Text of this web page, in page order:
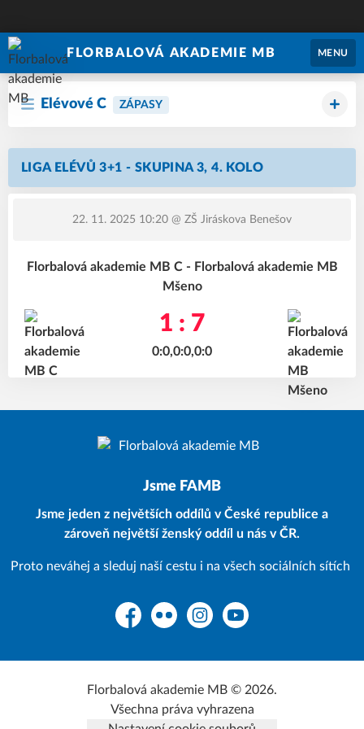
FLORBALOVÁ AKADEMIE MB MENU
Elévové C ZÁPASY
LIGA ELÉVŮ 3+1 - SKUPINA 3, 4. KOLO
22. 11. 2025 10:20 @ ZŠ Jiráskova Benešov
Florbalová akademie MB C - Florbalová akademie MB
Mšeno
1 : 7
0:0,0:0,0:0
Jsme FAMB
Jsme jeden z největších oddílů v České republice a
zároveň největší ženský oddíl u nás v ČR.
Proto neváhej a sleduj naší cestu i na všech sociálních sítích
FacebookFlickr InstagramYouTube
Florbalová akademie MB © 2026.
Všechna práva vyhrazena